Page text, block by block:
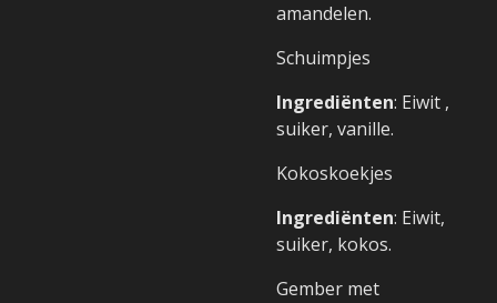
amandelen.
Schuimpjes
Ingrediënten: Eiwit ,
suiker, vanille.
Kokoskoekjes
Ingrediënten: Eiwit,
suiker, kokos.
Gember met